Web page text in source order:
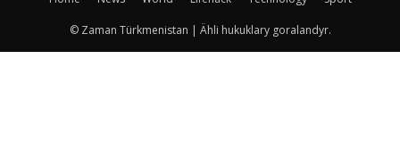
© Zaman Türkmenistan | Ähli hukuklary goralandyr.